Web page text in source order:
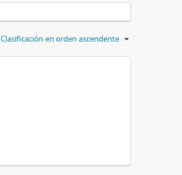
Clasificación en orden ascendente